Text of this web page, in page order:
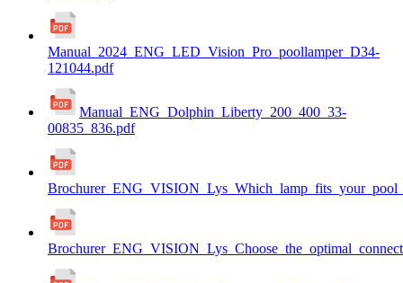
Manual_2024_ENG_LED_Vision_Pro_poollamper_D34-
121044.pdf
Manual_ENG_Dolphin_Liberty_200_400_33-
00835_836.pdf